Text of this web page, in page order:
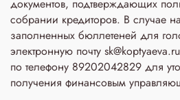
документов, подтверждающих
собрании кредиторов. В случае
заполненных бюллетеней для
электронную почту
по телефону 89202042829 для
получения финансовым